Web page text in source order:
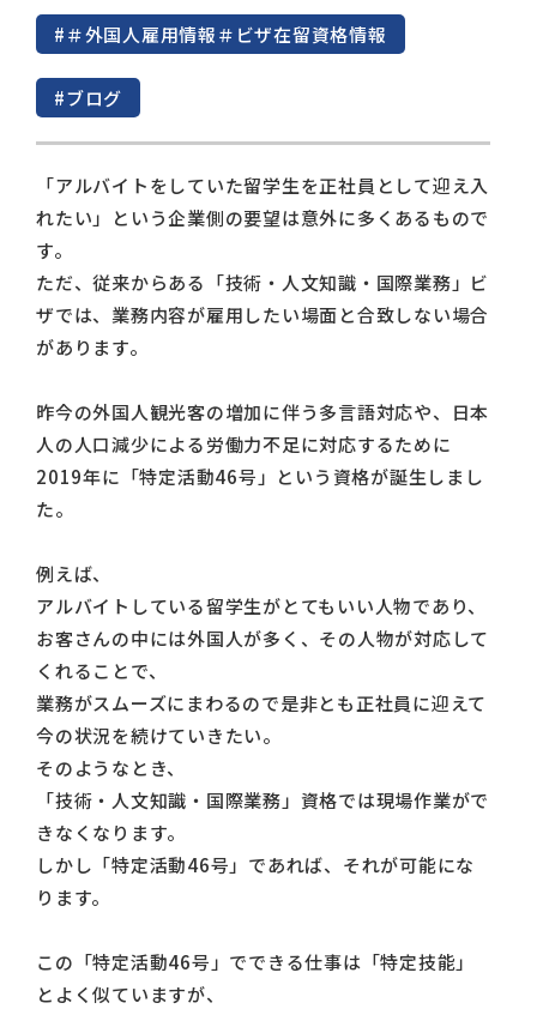
#＃外国人雇用情報＃ビザ在留資格情報
#ブログ
「アルバイトをしていた留学生を正社員として迎え入
れたい」という企業側の要望は意外に多くあるもので
す。
ただ、従来からある「技術・人文知識・国際業務」ビ
ザでは、業務内容が雇用したい場面と合致しない場合
があります。
昨今の外国人観光客の増加に伴う多言語対応や、日本
人の人口減少による労働力不足に対応するために
2019年に「特定活動46号」という資格が誕生しまし
た。
例えば、
アルバイトしている留学生がとてもいい人物であり、
お客さんの中には外国人が多く、その人物が対応して
くれることで、
業務がスムーズにまわるので是非とも正社員に迎えて
今の状況を続けていきたい。
そのようなとき、
「技術・人文知識・国際業務」資格では現場作業がで
きなくなります。
しかし「特定活動46号」であれば、それが可能にな
ります。
この「特定活動46号」でできる仕事は「特定技能」
とよく似ていますが、